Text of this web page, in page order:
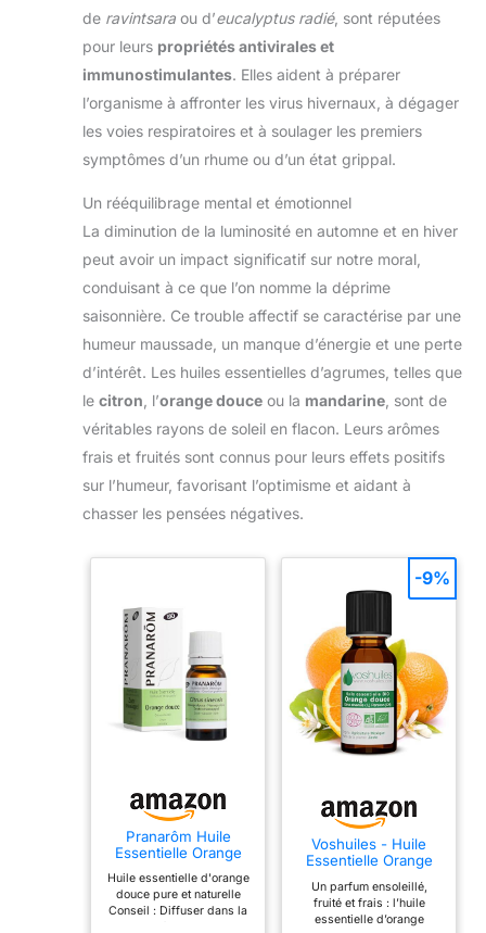
de ravintsara ou d’eucalyptus radié, sont réputées
pour leurs propriétés antivirales et
immunostimulantes. Elles aident à préparer
l’organisme à affronter les virus hivernaux, à dégager
les voies respiratoires et à soulager les premiers
symptômes d’un rhume ou d’un état grippal.
Un rééquilibrage mental et émotionnel
La diminution de la luminosité en automne et en hiver
peut avoir un impact significatif sur notre moral,
conduisant à ce que l’on nomme la déprime
saisonnière. Ce trouble affectif se caractérise par une
humeur maussade, un manque d’énergie et une perte
d’intérêt. Les huiles essentielles d’agrumes, telles que
le citron , l’orange douce ou la mandarine , sont de
véritables rayons de soleil en flacon. Leurs arômes
frais et fruités sont connus pour leurs effets positifs
sur l’humeur, favorisant l’optimisme et aidant à
chasser les pensées négatives.
Pranarôm Huile
Essentielle Orange
ml
Huile essentielle d'orange
douce pure et naturelle
Conseil : Diffuser dans la
Voshuiles - Huile
Essentielle Orange
Parfum Fruité et
Frais - Nombreuses
Vertus et
Un parfum ensoleillé,
fruité et frais : l’huile
essentielle d’orange
-9%